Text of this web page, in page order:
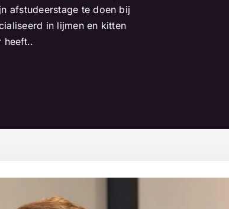
afstudeerstage te doen bij
in lijmen en kitten
heeft..